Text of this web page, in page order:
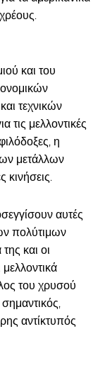
και του
τεχνικών
τις μελλοντικές
η
μετάλλων
κινήσεις.
αυτές
πολύτιμων
και οι
του χρυσού
αντίκτυπός